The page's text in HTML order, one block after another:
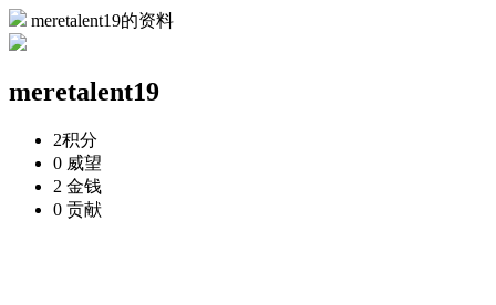
meretalent19的资料
meretalent19
2积分
0 威望
2 金钱
0 贡献